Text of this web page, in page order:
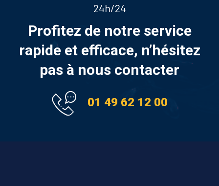
24h/24
Profitez de notre service
rapide et efficace, n’hésitez
pas à nous contacter
01 49 62 12 00